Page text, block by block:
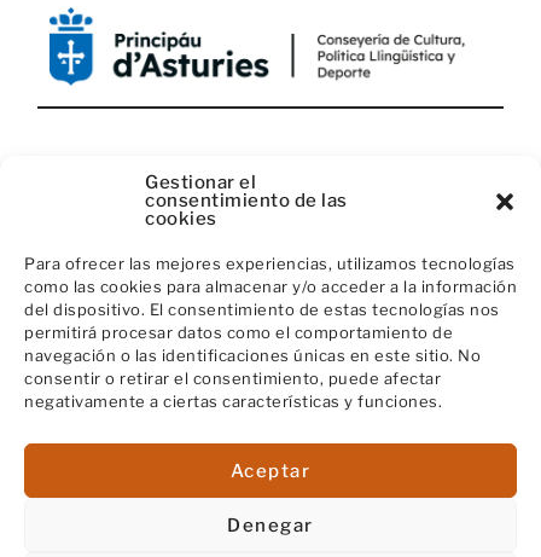
Gestionar el
consentimiento de las
cookies
Para ofrecer las mejores experiencias, utilizamos tecnologías
como las cookies para almacenar y/o acceder a la información
del dispositivo. El consentimiento de estas tecnologías nos
permitirá procesar datos como el comportamiento de
navegación o las identificaciones únicas en este sitio. No
consentir o retirar el consentimiento, puede afectar
negativamente a ciertas características y funciones.
Aceptar
Denegar